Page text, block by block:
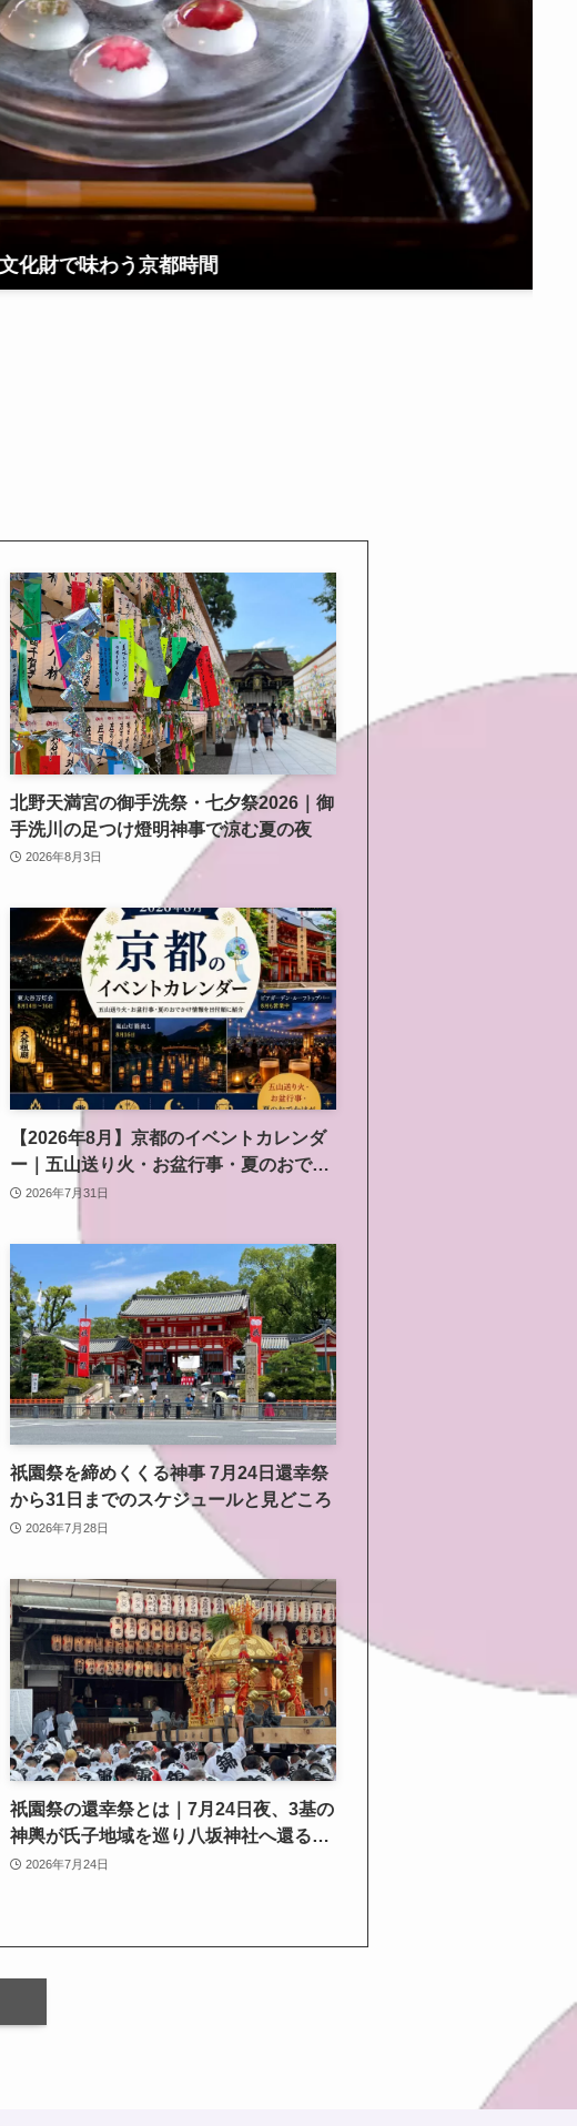
間
北野天満宮の御手洗祭・七夕祭2026｜御
手洗川の足つけ燈明神事で涼む夏の夜
2026年8月3日
【2026年8月】京都のイベントカレンダ
ー｜五山送り火・お盆行事・夏のおでか
け情報を日付順に紹介
2026年7月31日
祇園祭を締めくくる神事 7月24日還幸祭
から31日までのスケジュールと見どころ
2026年7月28日
祇園祭の還幸祭とは｜7月24日夜、3基の
神輿が氏子地域を巡り八坂神社へ還る神
事2026年7月24日